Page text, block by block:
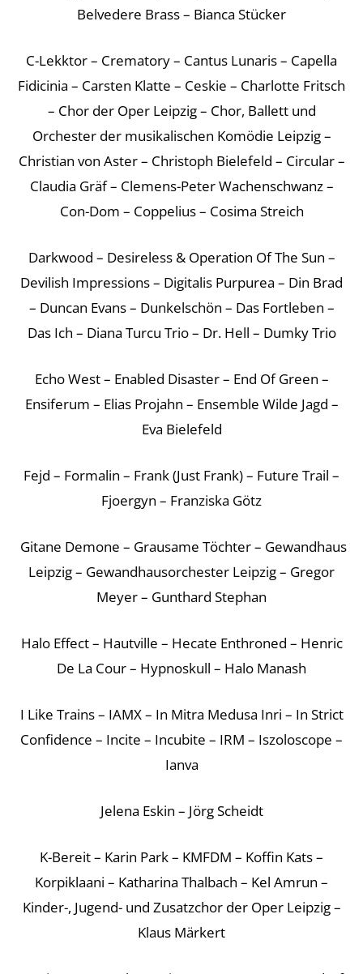
Belvedere Brass – Bianca Stücker
C-Lekktor – Crematory – Cantus Lunaris – Capella
Fidicinia – Carsten Klatte – Ceskie – Charlotte Fritsch
– Chor der Oper Leipzig – Chor, Ballett und
Orchester der musikalischen Komödie Leipzig –
Christian von Aster – Christoph Bielefeld – Circular –
Claudia Gräf – Clemens-Peter Wachenschwanz –
Con-Dom – Coppelius – Cosima Streich
Darkwood – Desireless & Operation Of The Sun –
Devilish Impressions – Digitalis Purpurea – Din Brad
– Duncan Evans – Dunkelschön – Das Fortleben –
Das Ich – Diana Turcu Trio – Dr. Hell – Dumky Trio
Echo West – Enabled Disaster – End Of Green –
Ensiferum – Elias Projahn – Ensemble Wilde Jagd –
Eva Bielefeld
Fejd – Formalin – Frank (Just Frank) – Future Trail –
Fjoergyn – Franziska Götz
Gitane Demone – Grausame Töchter – Gewandhaus
Leipzig – Gewandhausorchester Leipzig – Gregor
Meyer – Gunthard Stephan
Halo Effect – Hautville – Hecate Enthroned – Henric
De La Cour – Hypnoskull – Halo Manash
I Like Trains – IAMX – In Mitra Medusa Inri – In Strict
Confidence – Incite – Incubite – IRM – Iszoloscope –
Ianva
Jelena Eskin – Jörg Scheidt
K-Bereit – Karin Park – KMFDM – Koffin Kats –
Korpiklaani – Katharina Thalbach – Kel Amrun –
Kinder-, Jugend- und Zusatzchor der Oper Leipzig –
Klaus Märkert